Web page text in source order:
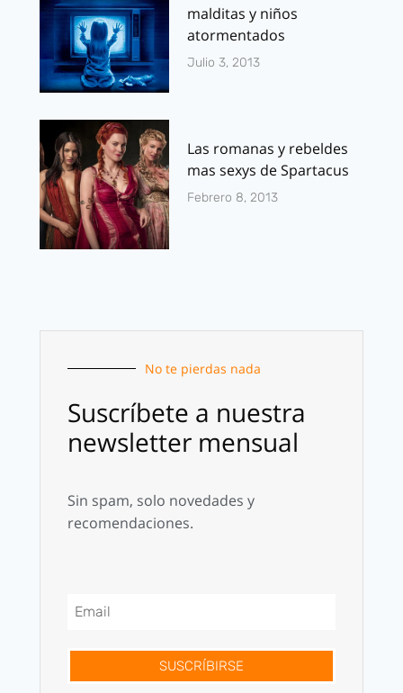
malditas y niños
atormentados
Julio 3, 2013
Las romanas y rebeldes
mas sexys de Spartacus
Febrero 8, 2013
No te pierdas nada
Suscríbete a nuestra
newsletter mensual
Sin spam, solo novedades y
recomendaciones.
SUSCRÍBIRSE